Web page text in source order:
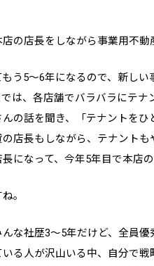
の店長をしながら事業用不動
う5～6年になるので、新し
は、各店舗でバラバラにテ
の話を聞き、「テナントを
店長もしながら、テナント
になって、今年5年目で本店
。
んな社歴3～5年だけど、全員
いる人が沢山いる中、自分で